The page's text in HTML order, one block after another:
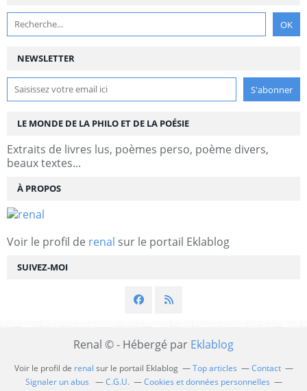
NEWSLETTER
SUIVEZ-MOI
LE MONDE DE LA PHILO ET DE LA POÉSIE
Extraits de livres lus, poèmes perso, poème divers,
beaux textes...
À PROPOS
Voir le profil de renal sur le portail Eklablog
Renal © - Hébergé par Eklablog
Voir le profil de renal sur le portail Eklablog Top articles
Contact
Signaler un abus
C.G.U.
Cookies et données personnelles